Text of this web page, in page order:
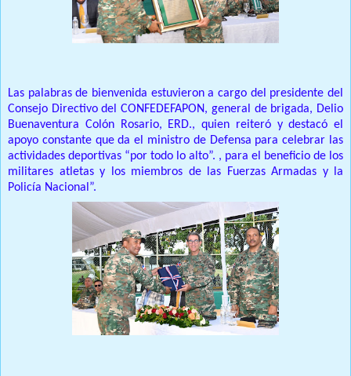
Las palabras de bienvenida estuvieron a cargo del presidente del
Consejo Directivo del CONFEDEFAPON, general de brigada, Delio
Buenaventura Colón Rosario, ERD., quien reiteró y destacó el
apoyo constante que da el ministro de Defensa para celebrar las
actividades deportivas “por todo lo alto”. , para el beneficio de los
militares atletas y los miembros de las Fuerzas Armadas y la
Policía Nacional”.